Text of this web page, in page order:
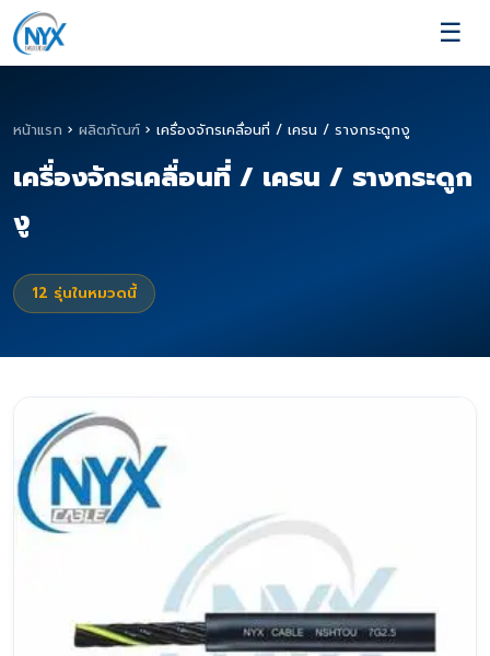
☰
หน้าแรก › ผลิตภัณฑ์ › เครื่องจักรเคลื่อนที่ / เครน / รางกระดูกงู
เครื่องจักรเคลื่อนที่ / เครน / รางกระดูก
งู
12 รุ่นในหมวดนี้